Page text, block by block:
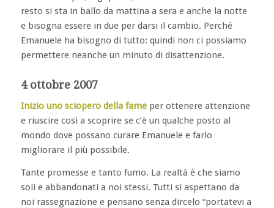
resto si sta in ballo da mattina a sera e anche la notte
e bisogna essere in due per darsi il cambio. Perché
Emanuele ha bisogno di tutto: quindi non ci possiamo
permettere neanche un minuto di disattenzione.
4 ottobre 2007
Inizio uno sciopero della fameper ottenere attenzione
e riuscire così a scoprire se c’è un qualche posto al
mondo dove possano curare Emanuele e farlo
migliorare il più possibile.
Tante promesse e tanto fumo. La realtà è che siamo
soli e abbandonati a noi stessi. Tutti si aspettano da
noi rassegnazione e pensano senza dircelo “portatevi a